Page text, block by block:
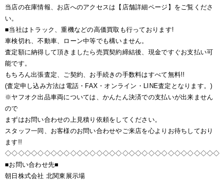
当店の在庫情報、お店へのアクセスは【店舗詳細ページ】をご覧くださ
い。
■当社はトラック、重機などの高価買取も行っております!
車検切れ、不動車、ローン中等でも構いません。
査定額に納得して頂きましたら売買契約締結後、現金ですぐお支払い可
能です。
もちろん出張査定、ご契約、お手続きの手数料はすべて無料!!
(査定申し込み方法は電話・FAX・オンライン・LINE査定となります。)
※ヤフオク出品車両については、かんたん決済での支払いが出来ません
ので
まずはお問い合わせの上見積り依頼をしてください。
スタッフ一同、お客様のお問い合わせやご来店を心よりお待ちしており
ます!!
■お問い合わせ先■
朝日株式会社 北関東展示場